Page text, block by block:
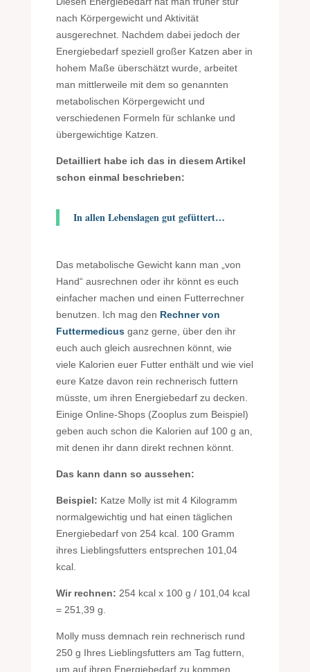
nach Körpergewicht und Aktivität
ausgerechnet. Nachdem dabei jedoch der
Energiebedarf speziell großer Katzen aber in
hohem Maße überschätzt wurde, arbeitet
man mittlerweile mit dem so genannten
metabolischen Körpergewicht und
verschiedenen Formeln für schlanke und
übergewichtige Katzen.
Detailliert habe ich das in diesem Artikel
schon einmal beschrieben:
In allen Lebenslagen gut gefüttert…
Das metabolische Gewicht kann man „von
Hand“ ausrechnen oder ihr könnt es euch
einfacher machen und einen Futterrechner
benutzen. Ich mag den Rechner von
Futtermedicusganz gerne, über den ihr
euch auch gleich ausrechnen könnt, wie
viele Kalorien euer Futter enthält und wie viel
eure Katze davon rein rechnerisch futtern
müsste, um ihren Energiebedarf zu decken.
Einige Online-Shops (Zooplus zum Beispiel)
geben auch schon die Kalorien auf 100 g an,
mit denen ihr dann direkt rechnen könnt.
Das kann dann so aussehen:
Beispiel: Katze Molly ist mit 4 Kilogramm
normalgewichtig und hat einen täglichen
Energiebedarf von 254 kcal. 100 Gramm
ihres Lieblingsfutters entsprechen 101,04
kcal.
Wir rechnen: 254 kcal x 100 g / 101,04 kcal
= 251,39 g.
Molly muss demnach rein rechnerisch rund
250 g Ihres Lieblingsfutters am Tag futtern,
um auf ihren Energiebedarf zu kommen.